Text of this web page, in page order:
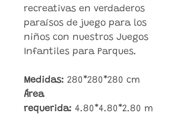
recreativas en verdaderos
paraísos de juego para los
niños con nuestros Juegos
Infantiles para Parques.
Medidas: 280*280*280 cm
Área
requerida: 4.80*4.80*2.80 m